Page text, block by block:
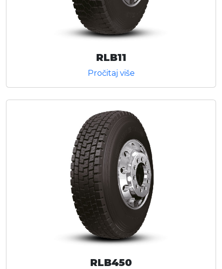
RLB11
Pročitaj više
RLB450